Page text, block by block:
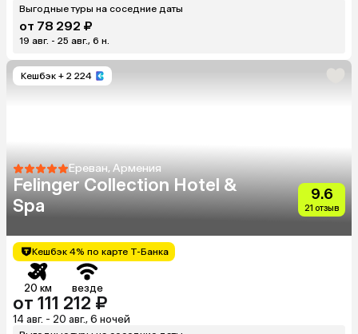
Выгодные туры на соседние даты
от 78 292 ₽
19 авг. - 25 авг., 6 н.
Кешбэк + 2 224
Ереван, Армения
Felinger Collection Hotel &
Spa
9.6
21 отзыв
Кешбэк 4% по карте Т-Банка
20 км везде
от 111 212 ₽
14 авг. - 20 авг., 6 ночей